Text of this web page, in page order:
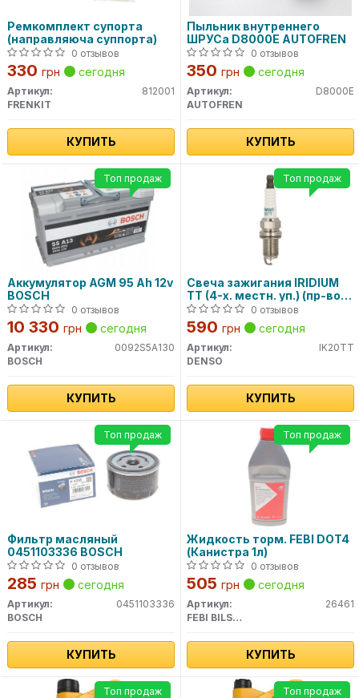
Ремкомплект супорта
(направляюча суппорта)
0 отзывов
330 грн сегодня
Артикул:
812001
FRENKIT
КУПИТЬ
Пыльник внутреннего
ШРУСа D8000E AUTOFREN
0 отзывов
350 грн сегодня
Артикул:
D8000E
AUTOFREN
КУПИТЬ
Аккумулятор AGM 95 Ah 12v
BOSCH
0 отзывов
10 330 грн сегодня
Артикул:
0092S5A130
BOSCH
КУПИТЬ
Топ продаж
Свеча зажигания IRIDIUM
TT (4-х. местн. уп.) (пр-во
DENSO)
0 отзывов
590 грн сегодня
Артикул:
IK20TT
DENSO
КУПИТЬ
Топ продаж
Фильтр масляный
0451103336 BOSCH
0 отзывов
285 грн сегодня
Артикул:
0451103336
BOSCH
КУПИТЬ
Топ продаж
Жидкость торм. FEBI DOT4
(Канистра 1л)
0 отзывов
505 грн сегодня
Артикул:
26461
FEBI BILSTEIN
КУПИТЬ
Топ продаж
Топ продаж Топ продаж